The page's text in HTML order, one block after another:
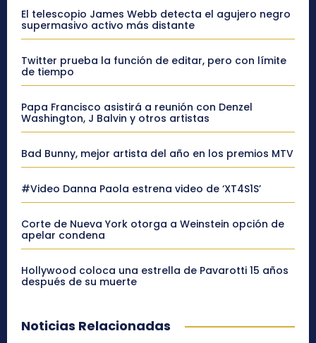
El telescopio James Webb detecta el agujero negro
supermasivo activo más distante
Twitter prueba la función de editar, pero con límite
de tiempo
Papa Francisco asistirá a reunión con Denzel
Washington, J Balvin y otros artistas
Bad Bunny, mejor artista del año en los premios MTV
#Video Danna Paola estrena video de ‘XT4S1S’
Corte de Nueva York otorga a Weinstein opción de
apelar condena
Hollywood coloca una estrella de Pavarotti 15 años
después de su muerte
Noticias Relacionadas